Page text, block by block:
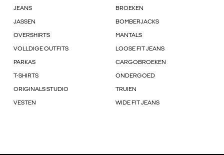
JEANS BROEKEN
JASSEN BOMBERJACKS
OVERSHIRTS MANTALS
VOLLDIGE OUTFITS LOOSE FIT JEANS
PARKAS CARGOBROEKEN
T-SHIRTS ONDERGOED
ORIGINALS STUDIO TRUIEN
VESTEN WIDE FIT JEANS